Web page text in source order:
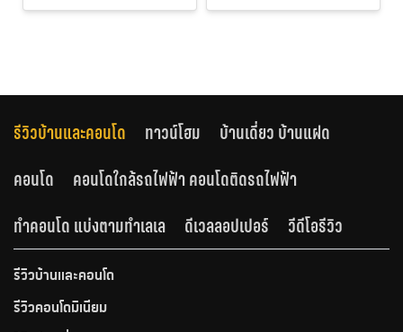
รีวิวบ้านและคอนโด ทาวน์โฮม
บ้านเดี่ยว บ้านแฝด
คอนโด
คอนโดใกล้รถไฟฟ้า คอนโดติดรถไฟฟ้า
ทำคอนโด แบ่งตามทำเลเล
ดีเวลลอปเปอร์ วีดีโอรีวิว
รีวิวบ้านและคอนโด
รีวิวคอนโดมิเนียม